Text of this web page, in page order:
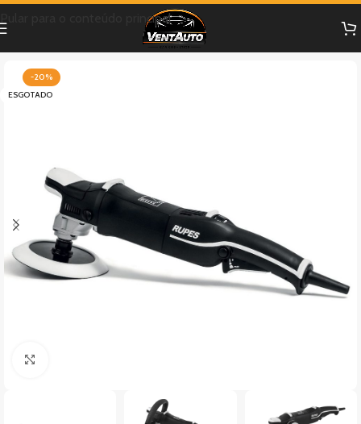
Pular para o conteúdo principal
-20%
ESGOTADO